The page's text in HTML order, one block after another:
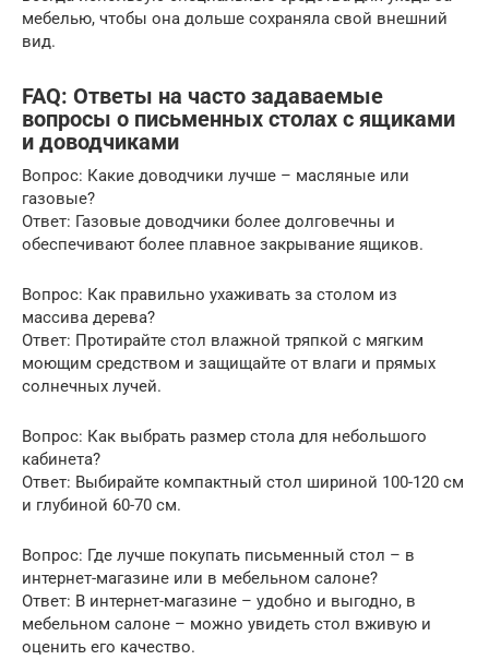
мебелью, чтобы она дольше сохраняла свой внешний
вид.
FAQ: Ответы на часто задаваемые
вопросы о письменных столах с ящиками
и доводчиками
Вопрос: Какие доводчики лучше – масляные или
газовые?
Ответ: Газовые доводчики более долговечны и
обеспечивают более плавное закрывание ящиков.
Вопрос: Как правильно ухаживать за столом из
массива дерева?
Ответ: Протирайте стол влажной тряпкой с мягким
моющим средством и защищайте от влаги и прямых
солнечных лучей.
Вопрос: Как выбрать размер стола для небольшого
кабинета?
Ответ: Выбирайте компактный стол шириной 100-120 см
и глубиной 60-70 см.
Вопрос: Где лучше покупать письменный стол – в
интернет-магазине или в мебельном салоне?
Ответ: В интернет-магазине – удобно и выгодно, в
мебельном салоне – можно увидеть стол вживую и
оценить его качество.